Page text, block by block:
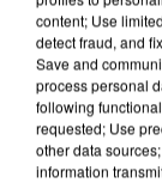
UNE
COULÉE DE
content; Use
detect fraud, and
Save and
process personal
following
requested; Use
other data
information